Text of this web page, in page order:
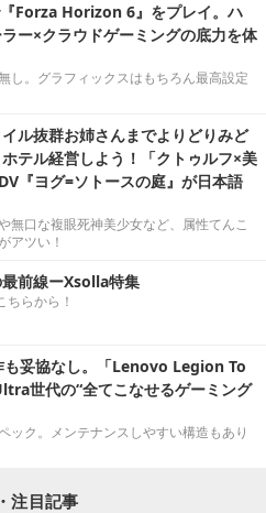
Forza Horizon 6』をプレイ。ハ
ー×クラウドゲーミングの底力を体
し。グラフィックスはもちろん最高設定
ル抜群お姉さんまでよりどりみど
テル経営しよう！「クトゥルフ×美
『ヨグ=ソトースの庭』が日本語
無口な複眼死神美少女など、属性てんこ
アツい！
前線ーXsolla特集
らから！
も妥協なし。「Lenovo Legion To
世代の“全てこなせるゲーミング
ック。メンテナンスしやすい構造もあり
注目記事